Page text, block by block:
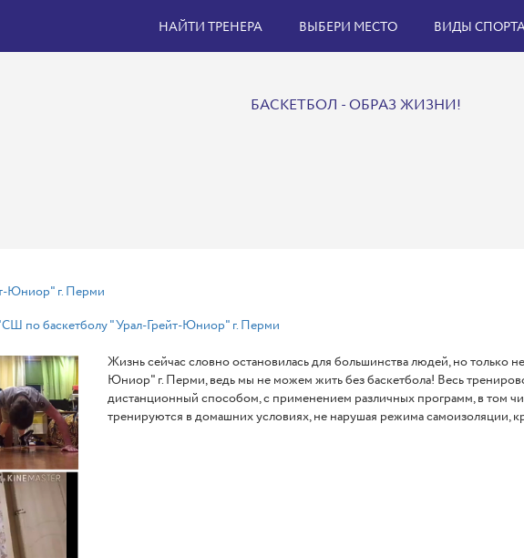
НАЙТИ ТРЕНЕРА ВЫБЕРИ МЕСТО ВИДЫ
БАСКЕТБОЛ - ОБРАЗ ЖИЗНИ!
Юниор" г. Перми
по баскетболу "Урал-Грейт-Юниор" г. Перми
Жизнь сейчас словно остановилась для большинства людей, но
Юниор" г. Перми, ведь мы не можем жить без баскетбола! Весь
дистанционный способом, с применением различных программ, в том
тренируются в домашних условиях, не нарушая режима самоизоляции,